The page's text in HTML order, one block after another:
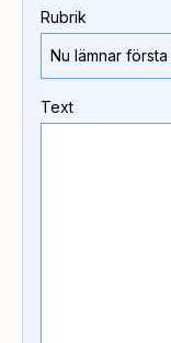
Rubrik
Text